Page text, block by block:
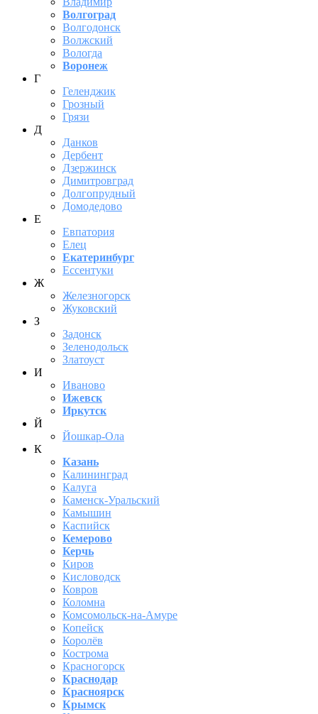
Волгоград
Волгодонск
Волжский
Вологда
Воронеж
Г
Геленджик
Грозный
Грязи
Д
Данков
Дербент
Дзержинск
Димитровград
Долгопрудный
Домодедово
Е
Евпатория
Елец
Екатеринбург
Ессентуки
Ж
Железногорск
Жуковский
З
Задонск
Зеленодольск
Златоуст
И
Иваново
Ижевск
Иркутск
Й
Йошкар-Ола
К
Казань
Калининград
Калуга
Каменск-Уральский
Камышин
Каспийск
Кемерово
Керчь
Киров
Кисловодск
Ковров
Коломна
Комсомольск-на-Амуре
Копейск
Королёв
Кострома
Красногорск
Краснодар
Красноярск
Крымск